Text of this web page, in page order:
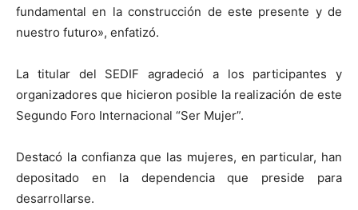
fundamental en la construcción de este presente y de
nuestro futuro», enfatizó.
La titular del SEDIF agradeció a los participantes y
organizadores que hicieron posible la realización de este
Segundo Foro Internacional “Ser Mujer”.
Destacó la confianza que las mujeres, en particular, han
depositado en la dependencia que preside para
desarrollarse.